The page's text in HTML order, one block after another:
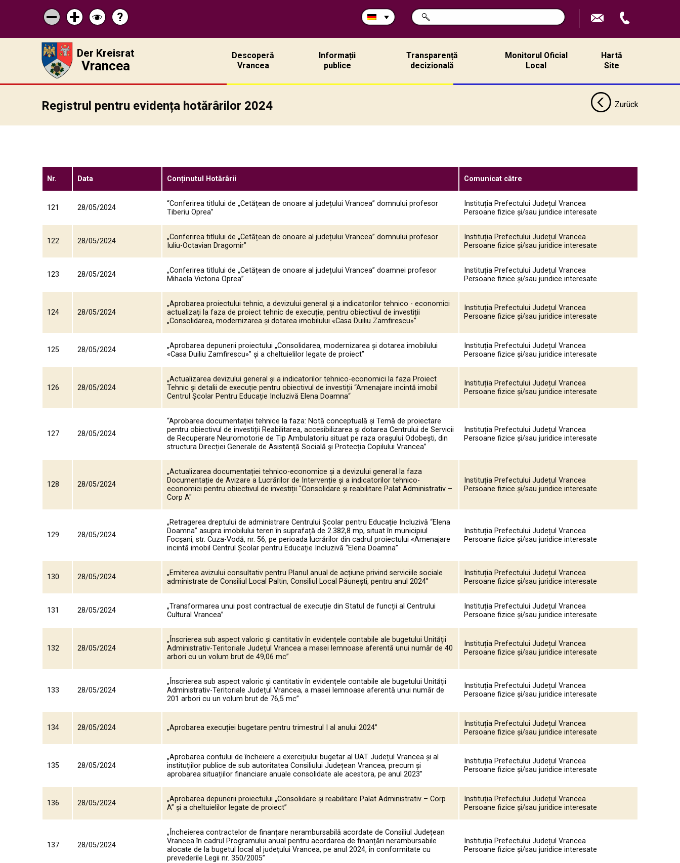
Micșorează
scrisul
Mărește
scrisul
Schimbă
contrastul
Pagina
de
ajutor
?
Durchsuchen
Sie
SUCHE
Der Kreisrat
Vrancea
Descoperă
Vrancea
Informații
publice
Transparență
decizională
Monitorul Oficial
Local
Hartă
Site
Registrul pentru evidența hotărârilor 2024 Zurück
Nr. Data Conținutul Hotărârii Comunicat către
121 28/05/2024
“Conferirea titlului de „Cetățean de onoare al județului Vrancea” domnului profesor
Tiberiu Oprea”
Instituția Prefectului Județul Vrancea
Persoane fizice și/sau juridice interesate
122 28/05/2024
„Conferirea titlului de „Cetățean de onoare al județului Vrancea” domnului profesor
Iuliu-Octavian Dragomir”
Instituția Prefectului Județul Vrancea
Persoane fizice și/sau juridice interesate
123 28/05/2024
„Conferirea titlului de „Cetățean de onoare al județului Vrancea” doamnei profesor
Mihaela Victoria Oprea”
Instituția Prefectului Județul Vrancea
Persoane fizice și/sau juridice interesate
124 28/05/2024
„Aprobarea proiectului tehnic, a devizului general și a indicatorilor tehnico - economici
actualizați la faza de proiect tehnic de execuție, pentru obiectivul de investiții
„Consolidarea, modernizarea și dotarea imobilului «Casa Duiliu Zamfirescu»”
Instituția Prefectului Județul Vrancea
Persoane fizice și/sau juridice interesate
125 28/05/2024
„Aprobarea depunerii proiectului „Consolidarea, modernizarea și dotarea imobilului
«Casa Duiliu Zamfirescu»” și a cheltuielilor legate de proiect”
Instituția Prefectului Județul Vrancea
Persoane fizice și/sau juridice interesate
126 28/05/2024
„Actualizarea devizului general și a indicatorilor tehnico-economici la faza Proiect
Tehnic și detalii de execuție pentru obiectivul de investiții “Amenajare incintă imobil
Centrul Școlar Pentru Educație Incluzivă Elena Doamna“
Instituția Prefectului Județul Vrancea
Persoane fizice și/sau juridice interesate
127 28/05/2024
“Aprobarea documentației tehnice la faza: Notă conceptuală și Temă de proiectare
pentru obiectivul de investiții Reabilitarea, accesibilizarea și dotarea Centrului de Servicii
de Recuperare Neuromotorie de Tip Ambulatoriu situat pe raza orașului Odobești, din
structura Direcției Generale de Asistență Socială şi Protecția Copilului Vrancea”
Instituția Prefectului Județul Vrancea
Persoane fizice și/sau juridice interesate
128 28/05/2024
„Actualizarea documentației tehnico-economice și a devizului general la faza
Documentație de Avizare a Lucrărilor de Intervenție și a indicatorilor tehnico-
economici pentru obiectivul de investiții "Consolidare și reabilitare Palat Administrativ –
Corp A"
Instituția Prefectului Județul Vrancea
Persoane fizice și/sau juridice interesate
129 28/05/2024
„Retragerea dreptului de administrare Centrului Școlar pentru Educație Incluzivă “Elena
Doamna” asupra imobilului teren în suprafață de 2.382,8 mp, situat în municipiul
Focșani, str. Cuza-Vodă, nr. 56, pe perioada lucrărilor din cadrul proiectului «Amenajare
incintă imobil Centrul Școlar pentru Educație Incluzivă “Elena Doamna”
Instituția Prefectului Județul Vrancea
Persoane fizice și/sau juridice interesate
130 28/05/2024
„Emiterea avizului consultativ pentru Planul anual de acțiune privind serviciile sociale
administrate de Consiliul Local Paltin, Consiliul Local Păunești, pentru anul 2024”
Instituția Prefectului Județul Vrancea
Persoane fizice și/sau juridice interesate
131 28/05/2024
„Transformarea unui post contractual de execuție din Statul de funcții al Centrului
Cultural Vrancea”
Instituția Prefectului Județul Vrancea
Persoane fizice și/sau juridice interesate
132 28/05/2024
„Înscrierea sub aspect valoric și cantitativ în evidențele contabile ale bugetului Unității
Administrativ-Teritoriale Județul Vrancea a masei lemnoase aferentă unui număr de 40
arbori cu un volum brut de 49,06 mc”
Instituția Prefectului Județul Vrancea
Persoane fizice și/sau juridice interesate
133 28/05/2024
„Înscrierea sub aspect valoric și cantitativ în evidențele contabile ale bugetului Unității
Administrativ-Teritoriale Județul Vrancea, a masei lemnoase aferentă unui număr de
201 arbori cu un volum brut de 76,5 mc”
Instituția Prefectului Județul Vrancea
Persoane fizice și/sau juridice interesate
134 28/05/2024 „Aprobarea execuției bugetare pentru trimestrul I al anului 2024”
Instituția Prefectului Județul Vrancea
Persoane fizice și/sau juridice interesate
135 28/05/2024
„Aprobarea contului de încheiere a exercițiului bugetar al UAT Județul Vrancea și al
instituțiilor publice de sub autoritatea Consiliului Județean Vrancea, precum și
aprobarea situațiilor financiare anuale consolidate ale acestora, pe anul 2023”
Instituția Prefectului Județul Vrancea
Persoane fizice și/sau juridice interesate
136 28/05/2024
„Aprobarea depunerii proiectului „Consolidare și reabilitare Palat Administrativ – Corp
A” și a cheltuielilor legate de proiect”
Instituția Prefectului Județul Vrancea
Persoane fizice și/sau juridice interesate
137 28/05/2024
„Încheierea contractelor de finanțare nerambursabilă acordate de Consiliul Județean
Vrancea în cadrul Programului anual pentru acordarea de finanțări nerambursabile
alocate de la bugetul local al județului Vrancea, pe anul 2024, în conformitate cu
prevederile Legii nr. 350/2005”
Instituția Prefectului Județul Vrancea
Persoane fizice și/sau juridice interesate